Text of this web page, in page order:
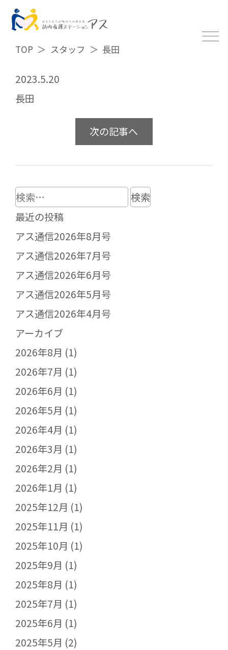
TOP スタッフ 長田
2023.5.20
長田
次の記事へ
検
索:
最近の投稿
アス通信2026年8月号
アス通信2026年7月号
アス通信2026年6月号
アス通信2026年5月号
アス通信2026年4月号
アーカイブ
2026年8月 (1)
2026年7月 (1)
2026年6月 (1)
2026年5月 (1)
2026年4月 (1)
2026年3月 (1)
2026年2月 (1)
2026年1月 (1)
2025年12月 (1)
2025年11月 (1)
2025年10月 (1)
2025年9月 (1)
2025年8月 (1)
2025年7月 (1)
2025年6月 (1)
2025年5月 (2)